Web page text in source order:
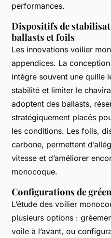
performances.
Dispositifs de
ballasts et foils
Les innovations voilier
appendices. La
intègre souvent une quille
stabilité et limiter le
adoptent des ballasts,
stratégiquement placés
les conditions. Les foils,
carbone, permettent
vitesse et d’améliorer
monocoque.
Configurations de
L’étude des voilier
plusieurs options :
voile à l’avant, ou